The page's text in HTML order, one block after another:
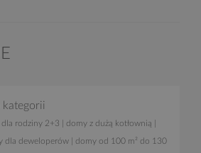
kategorii
rodziny 2+3 domy z dużą kotłownią
dla deweloperów domy od 100 m² do 130